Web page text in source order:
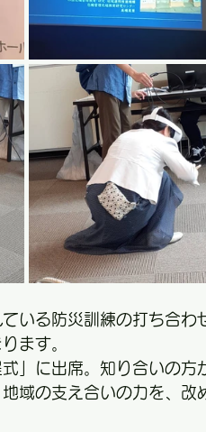
いる防災訓練の打ち合わ
ます。
」に出席。知り合いの方
域の支え合いの力を、改